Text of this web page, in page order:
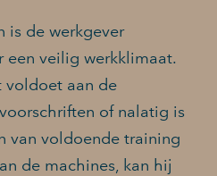
is de werkgever
veilig werkklimaat.
voldoet aan de
of nalatig is
van voldoende training
de machines, kan hij